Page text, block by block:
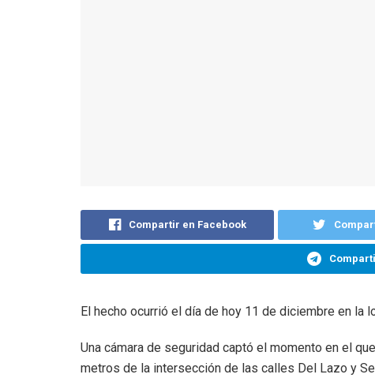
Compartir en Facebook
El hecho ocurrió el día de hoy 11 de diciembre en la
Una cámara de seguridad captó el momento en el
metros de la intersección de las calles Del Lazo y